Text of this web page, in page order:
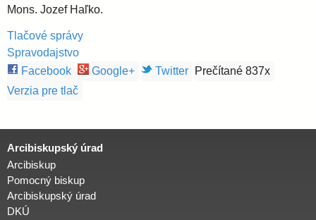
Mons. Jozef Haľko.
Tlačové správy
Spravodajstvo
Facebook
Google+ Twitter
Prečítané 837x
Verzia pre tlač
Arcibiskupský úrad
Arcibiskup
Pomocný biskup
Arcibiskupský úrad
DKÚ